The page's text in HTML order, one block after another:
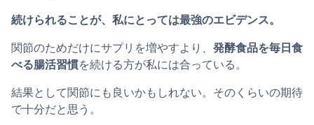
続けられることが、私にとっては最強のエビデンス。
関節のためだけにサプリを増やすより、 発酵食品を毎日食
べる腸活習慣を続ける方が私には合っている。
結果として関節にも良いかもしれない。そのくらいの期待
で十分だと思う。